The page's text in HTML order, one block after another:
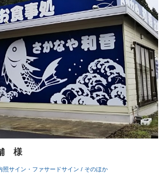
様
照サイン・ファサードサイン / そのほか